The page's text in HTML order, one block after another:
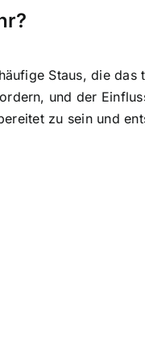
Staus, die das
und der
zu sein und